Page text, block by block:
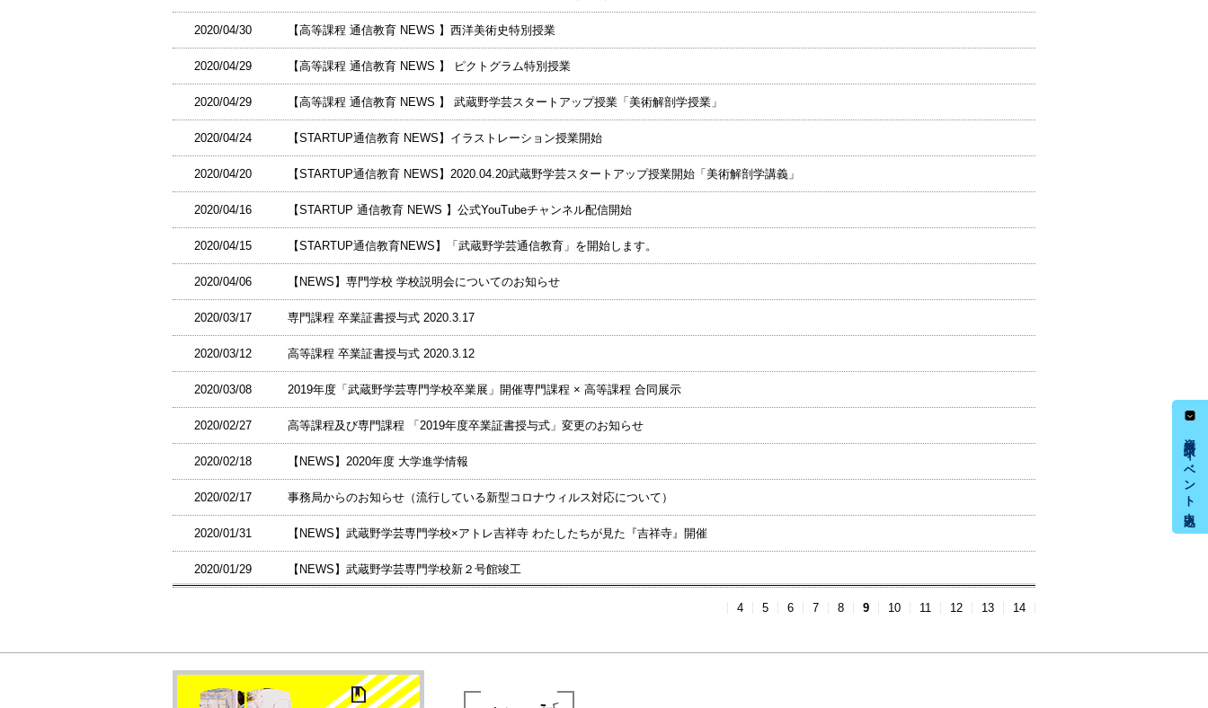
2020/04/30 【高等課程 通信教育 NEWS 】西洋美術史特別授業
2020/04/29 【高等課程 通信教育 NEWS 】 ピクトグラム特別授業
2020/04/29 【高等課程 通信教育 NEWS 】 武蔵野学芸スタートアップ授業「美術解剖学授業」
2020/04/24 【STARTUP通信教育 NEWS】イラストレーション授業開始
2020/04/20 【STARTUP通信教育 NEWS】2020.04.20武蔵野学芸スタートアップ授業開始「美術解剖学講義」
2020/04/16 【STARTUP 通信教育 NEWS 】公式YouTubeチャンネル配信開始
2020/04/15 【STARTUP通信教育NEWS】「武蔵野学芸通信教育」を開始します。
2020/04/06 【NEWS】専門学校 学校説明会についてのお知らせ
2020/03/17 専門課程 卒業証書授与式 2020.3.17
2020/03/12 高等課程 卒業証書授与式 2020.3.12
2020/03/08 2019年度「武蔵野学芸専門学校卒業展」開催専門課程 × 高等課程 合同展示
2020/02/27 高等課程及び専門課程 「2019年度卒業証書授与式」変更のお知らせ
2020/02/18 【NEWS】2020年度 大学進学情報
2020/02/17 事務局からのお知らせ（流行している新型コロナウィルス対応について）
2020/01/31 【NEWS】武蔵野学芸専門学校×アトレ吉祥寺 わたしたちが見た『吉祥寺』開催
2020/01/29 【NEWS】武蔵野学芸専門学校新２号館竣工
4 5 6 7 8 9 10 11 12 13 14
資料請求・イベント申込み